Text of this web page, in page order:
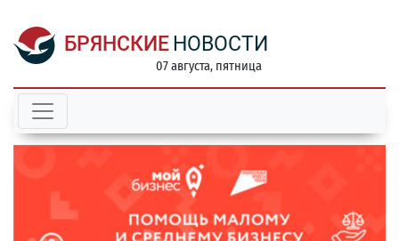
БРЯНСКИЕ НОВОСТИ
07 августа, пятница